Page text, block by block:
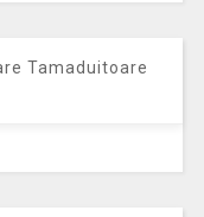
Tamaduitoare